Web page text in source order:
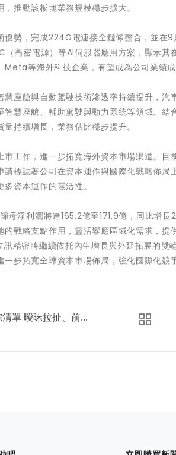
推動該板塊業務規模穩步擴大。
優勢，完成224G電連接全鏈條整合，並在
（高密電源）等AI伺服器應用方案，顯示
等海外科技企業，有望成為公司業績成
慧座艙與自動駕駛技術滲透率持續提升，
智慧座艙、輔助駕駛與動力系統等領域。
持續增長，業務佔比穩步提升。
市工作，進一步拓寬海外資本市場渠道。
請標誌著公司在資本運作與國際化戰略佈
資本運作的靈活性。
母淨利潤將達165.2億至171.9億，同比增
的戰略支點作用，靈活響應區域化需求，
精密將繼續依托內生增長與外延拓展的雙
步拓寬全球資本市場佈局，強化國際化競
單 曖昧拉扯、前...